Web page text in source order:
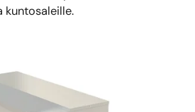
kuntosaleille.